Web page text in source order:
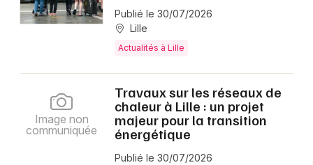
Publié le 30/07/2026
Lille
Actualités à Lille
Travaux sur les réseaux de
chaleur à Lille : un projet
majeur pour la transition
énergétique
Publié le 30/07/2026
Image non
communiquée